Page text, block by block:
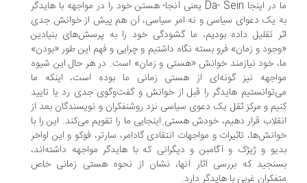
ما در اینجا Da- Sein یعنی آنجا- هستن خود را در مواجهه با هایدگر
یک دعوای سیاسی و نه امر سیاسی، آن هم پیش از خوانش جدی
تقلیل داده بودیم، ما گشودگی خود را به پرسش‌های بنیادین
و زمان» فرو بسته نگاه داشتیم و چرایی و فهم این طور «بودن»
خود نیازمند خوانش «هستی و زمان» است. در هر حال این شیوه
نیز گونه‌ای از هستی زمانی ما بوده است، اینکه ما
هایدگر را قبل از خوانش و گفت‌وگوی جدی رد یا تایید
و مرکز ثقل یک دعوی سیاسی نزد روشنفکران و نویسندگان بعد از
قرار دهیم، خودش هستی ِاینجایی ما را تقویم می‌کند. این را با
تاثیرات و مواجهات انتقادی گادامر، سارتر، فوکو و این اواخر
و ژیژک و آگامبن و دیگرانی که با هایدگر مواجهه داشته‌اند،
که بررسی آثار آنها، نشان از نحوه هستی زمانی خاص
غربی با هایدگر دارد.